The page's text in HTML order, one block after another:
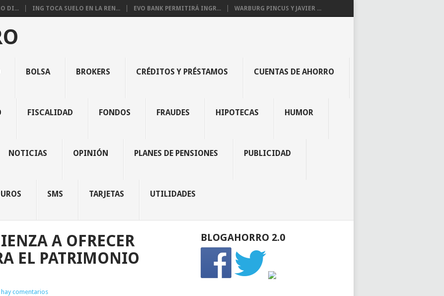
DI... ING TOCA SUELO EN LA REN... EVO BANK PERMITIRÁ INGR... WARBURG PINCUS Y JAVIER ...
BOLSA BROKERS CRÉDITOS Y PRÉSTAMOS CUENTAS DE AHORRO
FISCALIDAD FONDOS FRAUDES HIPOTECAS HUMOR
NOTICIAS OPINIÓN PLANES DE PENSIONES PUBLICIDAD
SMS TARJETAS UTILIDADES
A OFRECER
EL PATRIMONIO
comentarios
BLOGAHORRO 2.0